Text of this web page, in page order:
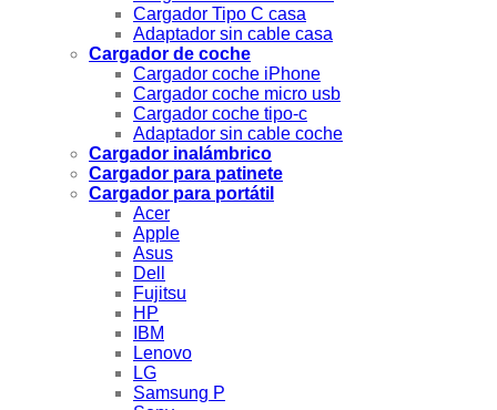
Cargador Tipo C casa
Adaptador sin cable casa
Cargador de coche
Cargador coche iPhone
Cargador coche micro usb
Cargador coche tipo-c
Adaptador sin cable coche
Cargador inalámbrico
Cargador para patinete
Cargador para portátil
Acer
Apple
Asus
Dell
Fujitsu
HP
IBM
Lenovo
LG
Samsung P